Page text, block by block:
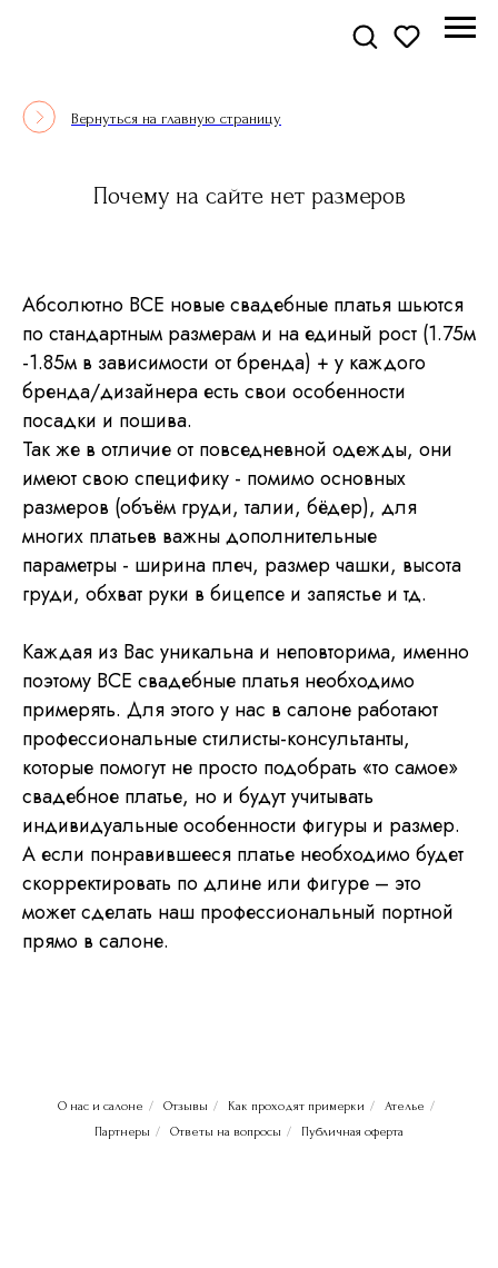
Вернуться на главную страницу
Почему на сайте нет размеров
Абсолютно ВСЕ новые свадебные платья шьются
по стандартным размерам и на единый рост (1.75м
-1.85м в зависимости от бренда) + у каждого
бренда/дизайнера есть свои особенности
посадки и пошива.
Так же в отличие от повседневной одежды, они
имеют свою специфику - помимо основных
размеров (объём груди, талии, бёдер), для
многих платьев важны дополнительные
параметры - ширина плеч, размер чашки, высота
груди, обхват руки в бицепсе и запястье и тд.
Каждая из Вас уникальна и неповторима, именно
поэтому ВСЕ свадебные платья необходимо
примерять. Для этого у нас в салоне работают
профессиональные стилисты-консультанты,
которые помогут не просто подобрать «то самое»
свадебное платье, но и будут учитывать
индивидуальные особенности фигуры и размер.
А если понравившееся платье необходимо будет
скорректировать по длине или фигуре – это
может сделать наш профессиональный портной
прямо в салоне.
О нас и салоне / Отзывы / Как проходят примерки / Ателье /
Партнеры / Ответы на вопросы / Публичная оферта